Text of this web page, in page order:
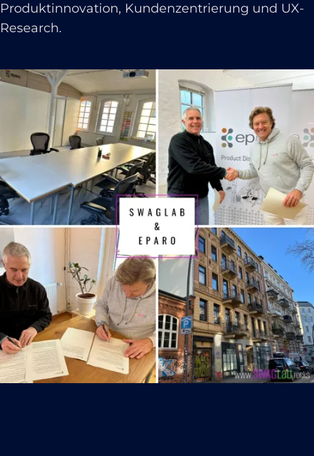
Produktinnovation, Kundenzentrierung und UX-
Research.